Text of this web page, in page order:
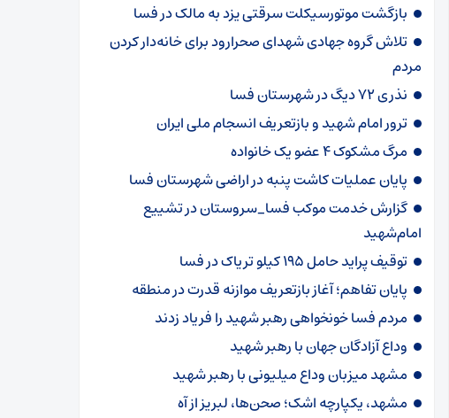
بازگشت موتورسیکلت سرقتی یزد به مالک در فسا
تلاش گروه جهادی شهدای صحرارود برای خانه‌دار کردن
مردم
نذری ۷۲ دیگ در شهرستان فسا
ترور امام شهید و بازتعریف انسجام ملی ایران
مرگ مشکوک ۴ عضو یک خانواده
پایان عملیات کاشت پنبه در اراضی شهرستان فسا
گزارش خدمت موکب فسا_سروستان در تشییع
امام‌شهید
توقیف پراید حامل ۱۹۵ کیلو تریاک در فسا
پایان تفاهم؛ آغاز بازتعریف موازنه قدرت در منطقه
مردم فسا خونخواهی رهبر شهید را فریاد زدند
وداع آزادگان جهان با رهبر شهید
مشهد میزبان وداع میلیونی با رهبر شهید
مشهد، یکپارچه اشک؛ صحن‌ها، لبریز از آه